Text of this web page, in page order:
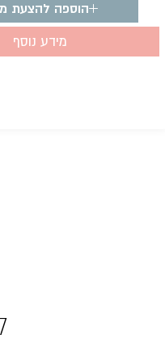
הוספה להצעת
מידע נוסף